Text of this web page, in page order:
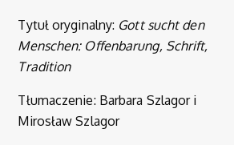
Tytuł oryginalny: Gott sucht den
Menschen: Offenbarung, Schrift,
Tradition
Tłumaczenie: Barbara Szlagor i
Mirosław Szlagor